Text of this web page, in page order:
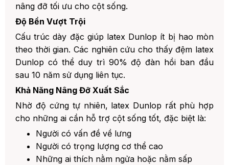
nâng đỡ tối ưu cho cột sống.
Độ Bền Vượt Trội
Cấu trúc dày đặc giúp latex Dunlop ít bị hao mòn
theo thời gian. Các nghiên cứu cho thấy đệm latex
Dunlop có thể duy trì 90% độ đàn hồi ban đầu
sau 10 năm sử dụng liên tục.
Khả Năng Nâng Đỡ Xuất Sắc
Nhờ độ cứng tự nhiên, latex Dunlop rất phù hợp
cho những ai cần hỗ trợ cột sống tốt, đặc biệt là:
Người có vấn đề về lưng
Người có trọng lượng cơ thể cao
Những ai thích nằm ngửa hoặc nằm sấp